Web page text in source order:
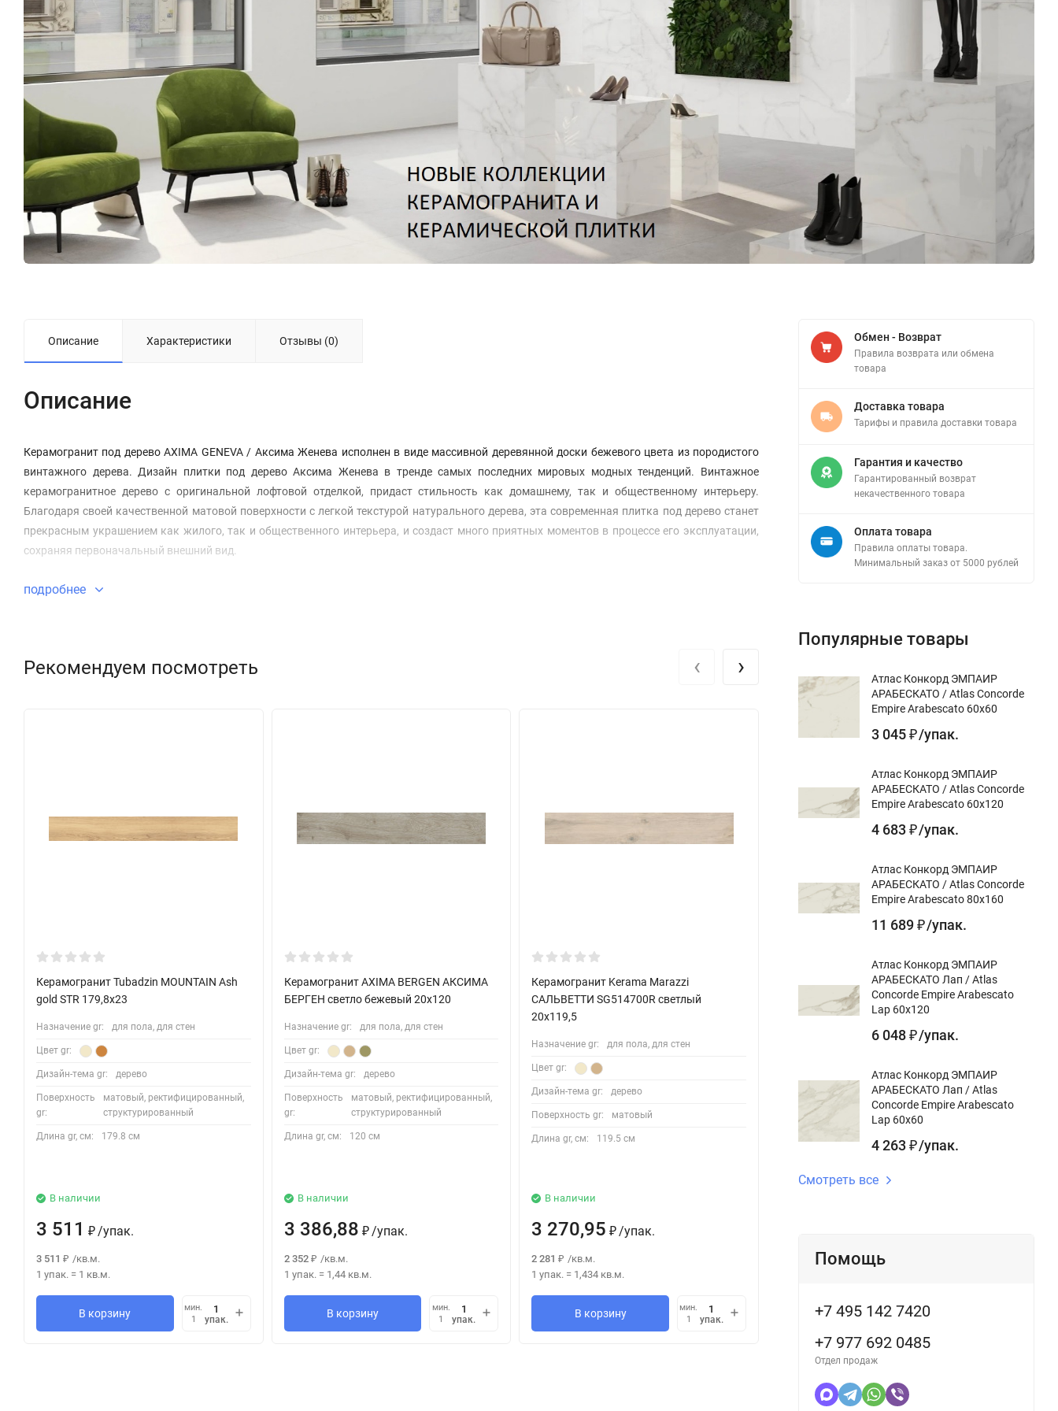
Описание Характеристики Отзывы (0)
Описание
Керамогранит под дерево AXIMA GENEVA / Аксима Женева исполнен в виде массивной деревянной доски бежевого цвета из породистого
винтажного дерева. Дизайн плитки под дерево Аксима Женева в тренде самых последних мировых модных тенденций. Винтажное
керамогранитное дерево с оригинальной лофтовой отделкой, придаст стильность как домашнему, так и общественному интерьеру.
Благодаря своей качественной матовой поверхности с легкой текстурой натурального дерева, эта современная плитка под дерево станет
прекрасным украшением как жилого, так и общественного интерьера, и создаст много приятных моментов в процессе его эксплуатации,
сохраняя первоначальный внешний вид.
подробнее
Рекомендуем посмотреть
Керамогранит Tubadzin MOUNTAIN Ash
gold STR 179,8x23
Назначение gr: для пола, для стен
Цвет gr:
Дизайн-тема gr: дерево
Поверхность
gr:
матовый, ректифицированный,
структурированный
Длина gr, см: 179.8 см
В наличии
3 511 ₽ /упак.
3 511 ₽ /кв.м.
1 упак. = 1 кв.м.
В корзину
мин.
1
упак.
Керамогранит AXIMA BERGEN АКСИМА
БЕРГЕН светло бежевый 20x120
Назначение gr: для пола, для стен
Цвет gr:
Дизайн-тема gr: дерево
Поверхность
gr:
матовый, ректифицированный,
структурированный
Длина gr, см: 120 см
В наличии
3 386,88 ₽ /упак.
2 352 ₽ /кв.м.
1 упак.= 1,44 кв.м.
В корзину
мин.
1
упак.
Керамогранит Kerama Marazzi
САЛЬВЕТТИ SG514700R светлый
20x119,5
Назначение gr: для пола, для стен
Цвет gr:
Дизайн-тема gr: дерево
Поверхность gr: матовый
Длина gr, см: 119.5 см
В наличии
3 270,95 ₽ /упак.
2 281 ₽ /кв.м.
1 упак. = 1,434 кв.м.
В корзину
мин.
1
упак.
Керамогранит Kerama Marazzi АНТИК
ВУД DL700600R беж 20x80
дерево
Поверхность gr:
Длина gr, см:
/кв.м.
В корзину
мин.
‹ ›
Обмен - Возврат
Правила возврата или обмена
товара
Доставка товара
Тарифы и правила доставки товара
Гарантия и качество
Гарантированный возврат
некачественного товара
Оплата товара
Правила оплаты товара.
Минимальный заказ от 5000 рублей
Популярные товары
Атлас Конкорд ЭМПАИР
АРАБЕСКАТО / Atlas Concorde
Empire Arabescato 60x60
3 045 ₽ /упак.
Атлас Конкорд ЭМПАИР
АРАБЕСКАТО / Atlas Concorde
Empire Arabescato 60x120
4 683 ₽ /упак.
Атлас Конкорд ЭМПАИР
АРАБЕСКАТО / Atlas Concorde
Empire Arabescato 80x160
11 689 ₽ /упак.
Атлас Конкорд ЭМПАИР
АРАБЕСКАТО Лап / Atlas
Concorde Empire Arabescato
Lap 60x120
6 048 ₽ /упак.
Атлас Конкорд ЭМПАИР
АРАБЕСКАТО Лап / Atlas
Concorde Empire Arabescato
Lap 60x60
4 263 ₽ /упак.
Смотреть все
Помощь
+7 495 142 7420
+7 977 692 0485
Отдел продаж